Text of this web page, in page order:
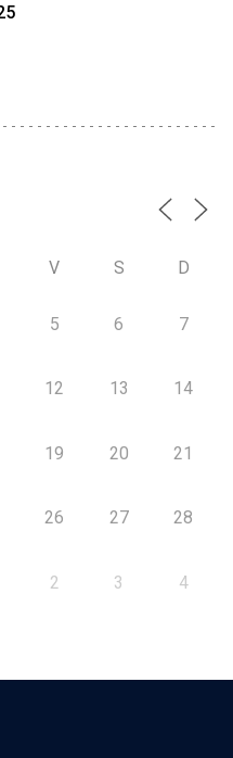
V S D
5 6 7
12 13 14
19 20 21
26 27 28
2 3 4